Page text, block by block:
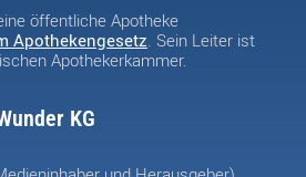
öffentliche Apotheke
Apothekengesetz. Sein Leiter ist
Apothekerkammer.
KG